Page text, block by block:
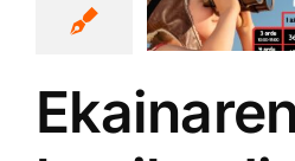
eta